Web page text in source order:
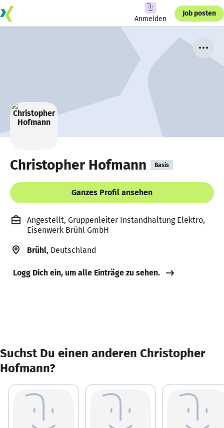
Anmelden
Job posten
Christopher Hofmann Basis
Ganzes Profil ansehen
Angestellt, Gruppenleiter Instandhaltung Elektro,
Eisenwerk Brühl GmbH
Brühl, Deutschland
Logg Dich ein, um alle Einträge zu sehen.
Suchst Du einen anderen Christopher
Hofmann?